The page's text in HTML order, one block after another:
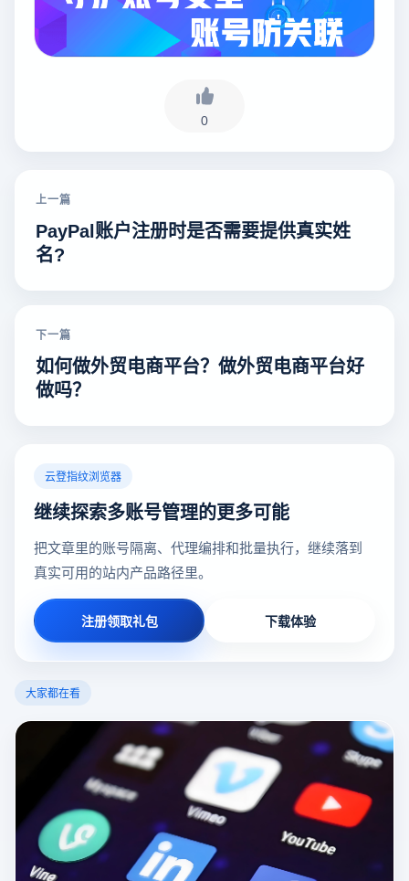
0
上一篇
PayPal账户注册时是否需要提供真实姓
名?
下一篇
如何做外贸电商平台？做外贸电商平台好
做吗？
云登指纹浏览器
继续探索多账号管理的更多可能
把文章里的账号隔离、代理编排和批量执行，继续落到
真实可用的站内产品路径里。
注册领取礼包 下载体验
大家都在看